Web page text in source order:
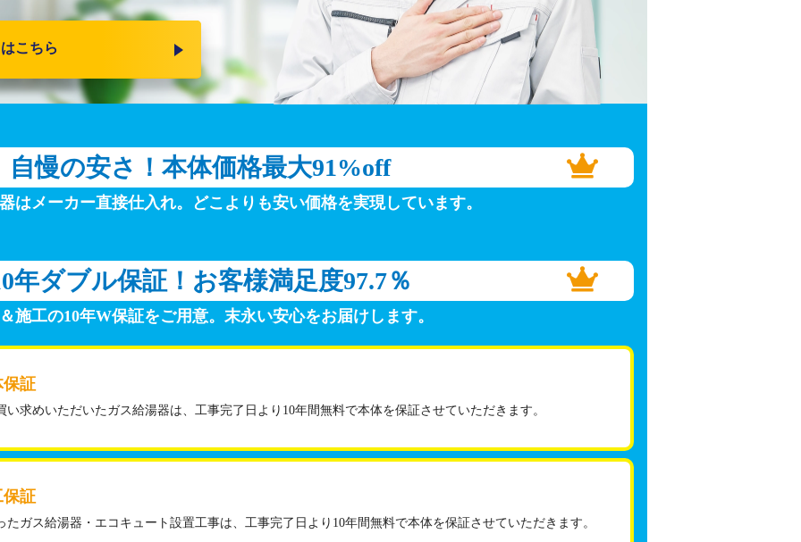
こちら
自慢の安さ！ 本体価格最大91%off
はメーカー直接仕入れ。 どこよりも安い価格を実現しています。
年ダブル保証！ お客様満足度97.7％
施工の10年W保証をご用意。 末永い安心をお届けします。
保証
い求めいただいたガス給湯器は、工事完了日より10年間無料で本体を保証させていただきます。
保証
たガス給湯器・エコキュート設置工事は、工事完了日より10年間無料で本体を保証させていただきます。